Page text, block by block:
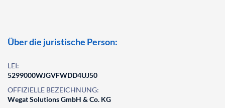
Über die juristische Person:
LEI:
5299000WJGVFWDD4UJ50
OFFIZIELLE BEZEICHNUNG:
Wegat Solutions GmbH & Co. KG